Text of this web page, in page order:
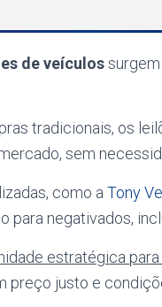
de veículos
tradicionais, os
sem
como a Tony
para negativados,
estratégica
preço justo e